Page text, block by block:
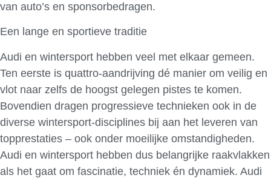
van auto’s en sponsorbedragen.
Een lange en sportieve traditie
Audi en wintersport hebben veel met elkaar gemeen.
Ten eerste is quattro-aandrijving dé manier om veilig en
vlot naar zelfs de hoogst gelegen pistes te komen.
Bovendien dragen progressieve technieken ook in de
diverse wintersport-disciplines bij aan het leveren van
topprestaties – ook onder moeilijke omstandigheden.
Audi en wintersport hebben dus belangrijke raakvlakken
als het gaat om fascinatie, techniek én dynamiek. Audi